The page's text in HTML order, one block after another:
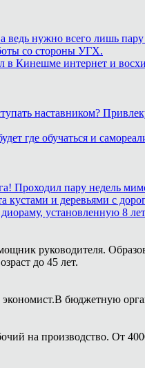
нужно всего лишь пару
со стороны УГХ.
в Кинешме интернет и
наставником?
где обучаться и
Проходил пару недель
кустами и деревьями с
установленную 8 лет
руководителя.
до 45 лет.
бюджетную
на производство. От